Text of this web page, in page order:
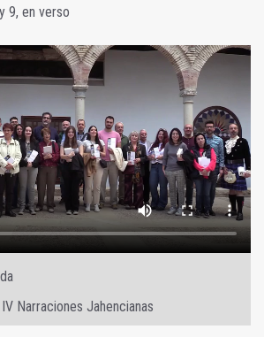
9, en verso
Narraciones Jahencianas